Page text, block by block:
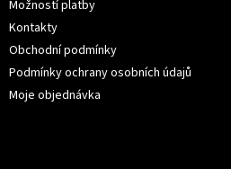
Možností platby
Kontakty
Obchodní podmínky
Podmínky ochrany osobních údajů
Moje objednávka